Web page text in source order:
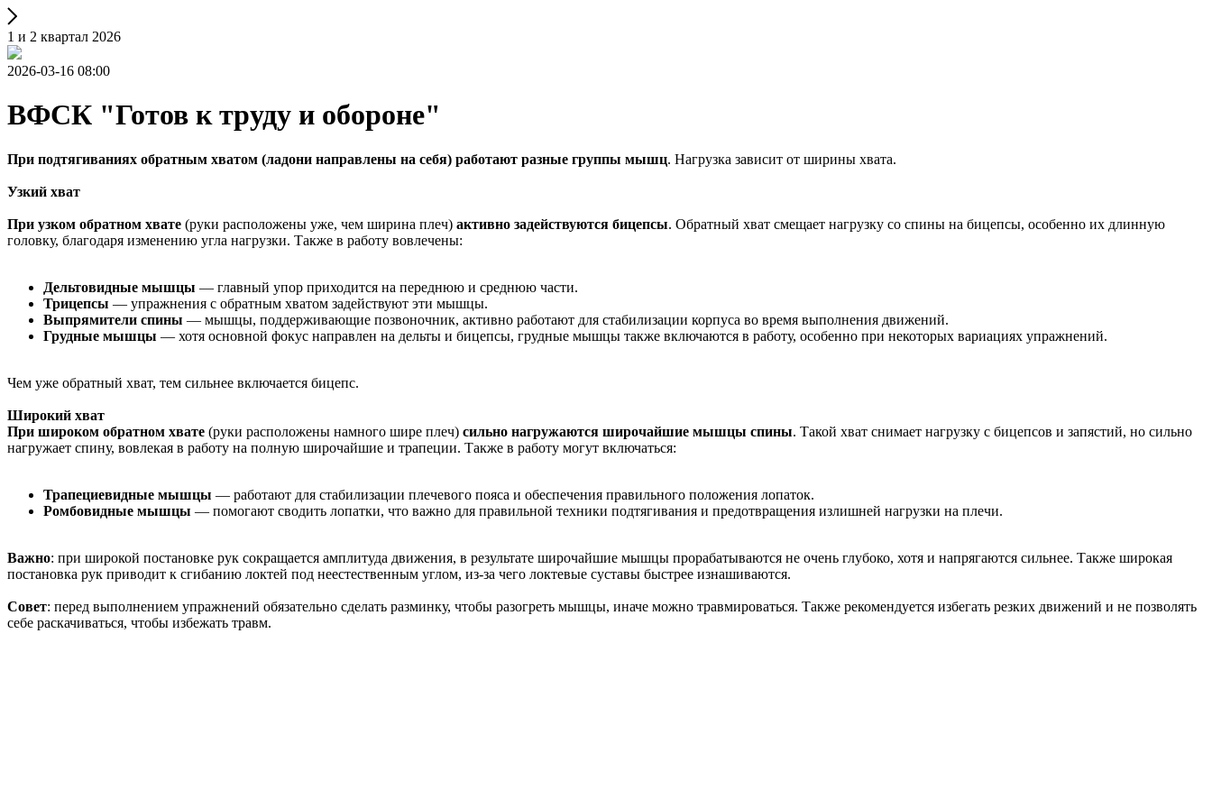
1 и 2 квартал 2026
2026-03-16 08:00
ВФСК "Готов к труду и обороне"
При подтягиваниях обратным хватом (ладони направлены на себя) работают разные группы мышц. Нагрузка зависит от ширины хвата.
Узкий хват
При узком обратном хвате (руки расположены уже, чем ширина плеч) активно задействуются бицепсы. Обратный хват смещает нагрузку со спины на бицепсы, особенно их длинную
головку, благодаря изменению угла нагрузки. Также в работу вовлечены:
Дельтовидные мышцы — главный упор приходится на переднюю и среднюю части.
Трицепсы — упражнения с обратным хватом задействуют эти мышцы.
Выпрямители спины — мышцы, поддерживающие позвоночник, активно работают для стабилизации корпуса во время выполнения движений.
Грудные мышцы — хотя основной фокус направлен на дельты и бицепсы, грудные мышцы также включаются в работу, особенно при некоторых вариациях упражнений.
Чем уже обратный хват, тем сильнее включается бицепс.
Широкий хват
При широком обратном хвате (руки расположены намного шире плеч) сильно нагружаются широчайшие мышцы спины. Такой хват снимает нагрузку с бицепсов и запястий, но сильно
нагружает спину, вовлекая в работу на полную широчайшие и трапеции. Также в работу могут включаться:
Трапециевидные мышцы — работают для стабилизации плечевого пояса и обеспечения правильного положения лопаток.
Ромбовидные мышцы — помогают сводить лопатки, что важно для правильной техники подтягивания и предотвращения излишней нагрузки на плечи.
Важно: при широкой постановке рук сокращается амплитуда движения, в результате широчайшие мышцы прорабатываются не очень глубоко, хотя и напрягаются сильнее. Также широкая
постановка рук приводит к сгибанию локтей под неестественным углом, из-за чего локтевые суставы быстрее изнашиваются.
Совет: перед выполнением упражнений обязательно сделать разминку, чтобы разогреть мышцы, иначе можно травмироваться. Также рекомендуется избегать резких движений и не позволять
себе раскачиваться, чтобы избежать травм.